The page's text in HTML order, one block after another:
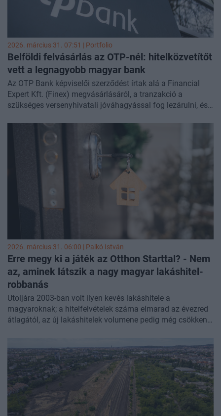
2026. március 31. 07:51 | Portfolio
Belföldi felvásárlás az OTP-nél: hitelközvetítőt
vett a legnagyobb magyar bank
Az OTP Bank képviselői szerződést írtak alá a Financial
Expert Kft. (Finex) megvásárlásáról, a tranzakció a
szükséges versenyhivatali jóváhagyással fog lezárulni, és
is aktív és kiemelt jelenléte tovább növekedjen - közölte a
bank. A most felvásárolt cég a legutóbbi, 2024-es lezárt
évét 1,716 milliárd forintos nettó árbevétellel és 248 millió
forintos adózott eredménnyel teljesítette.
2026. március 31. 06:00 | Palkó István
Erre megy ki a játék az Otthon Starttal? - Nem
az, aminek látszik a nagy magyar lakáshitel-
robbanás
Utoljára 2003-ban volt ilyen kevés lakáshitele a
magyaroknak; a hitelfelvételek száma elmarad az évezred
átlagától, az új lakáshitelek volumene pedig még csökkent
helyett reálértéken vizsgáltuk a 2025-ös hitelpiaci
folyamatokat. Éppen ez a nézőpont világít rá talán a
legjobban, miért lenne már ideje a pozitív fordulatnak, amit
sokan a hét hónapja futó Otthon Start Programtól várnak,
de idő kell neki a bizonyításhoz. Szó lesz a témáról a
Portfolio május 5-ei Hitelezés 2026 konferenciáján